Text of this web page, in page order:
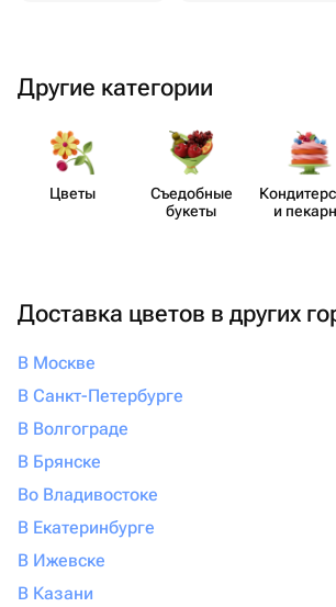
Другие категории
Цветы
Съедобные
букеты
и
Доставка цветов в других
В Москве
В Санкт-Петербурге
В Волгограде
В Брянске
Во Владивостоке
В Екатеринбурге
В Ижевске
В Казани